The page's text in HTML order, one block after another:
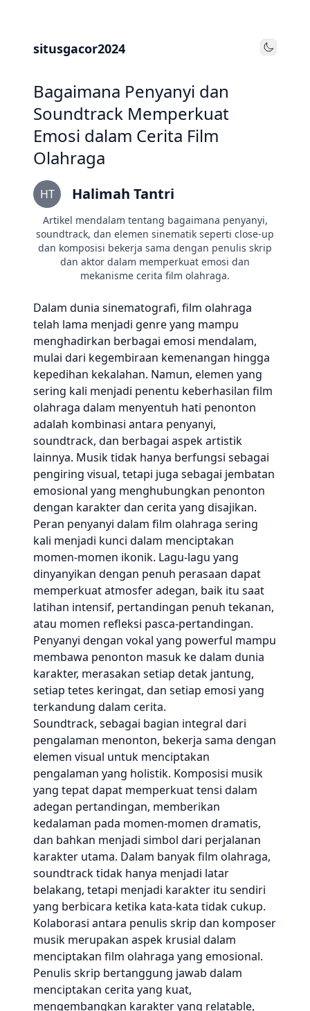
situsgacor2024 Toggle
Bagaimana Penyanyi dan
Soundtrack Memperkuat
Emosi dalam Cerita Film
Olahraga
HT Halimah Tantri
Artikel mendalam tentang bagaimana penyanyi,
soundtrack, dan elemen sinematik seperti close-up
dan komposisi bekerja sama dengan penulis skrip
dan aktor dalam memperkuat emosi dan
mekanisme cerita film olahraga.
Dalam dunia sinematografi, film olahraga
telah lama menjadi genre yang mampu
menghadirkan berbagai emosi mendalam,
mulai dari kegembiraan kemenangan hingga
kepedihan kekalahan. Namun, elemen yang
sering kali menjadi penentu keberhasilan film
olahraga dalam menyentuh hati penonton
adalah kombinasi antara penyanyi,
soundtrack, dan berbagai aspek artistik
lainnya. Musik tidak hanya berfungsi sebagai
pengiring visual, tetapi juga sebagai jembatan
emosional yang menghubungkan penonton
dengan karakter dan cerita yang disajikan.
Peran penyanyi dalam film olahraga sering
kali menjadi kunci dalam menciptakan
momen-momen ikonik. Lagu-lagu yang
dinyanyikan dengan penuh perasaan dapat
memperkuat atmosfer adegan, baik itu saat
latihan intensif, pertandingan penuh tekanan,
atau momen refleksi pasca-pertandingan.
Penyanyi dengan vokal yang powerful mampu
membawa penonton masuk ke dalam dunia
karakter, merasakan setiap detak jantung,
setiap tetes keringat, dan setiap emosi yang
terkandung dalam cerita.
Soundtrack, sebagai bagian integral dari
pengalaman menonton, bekerja sama dengan
elemen visual untuk menciptakan
pengalaman yang holistik. Komposisi musik
yang tepat dapat memperkuat tensi dalam
adegan pertandingan, memberikan
kedalaman pada momen-momen dramatis,
dan bahkan menjadi simbol dari perjalanan
karakter utama. Dalam banyak film olahraga,
soundtrack tidak hanya menjadi latar
belakang, tetapi menjadi karakter itu sendiri
yang berbicara ketika kata-kata tidak cukup.
Kolaborasi antara penulis skrip dan komposer
musik merupakan aspek krusial dalam
menciptakan film olahraga yang emosional.
Penulis skrip bertanggung jawab dalam
menciptakan cerita yang kuat,
mengembangkan karakter yang relatable,